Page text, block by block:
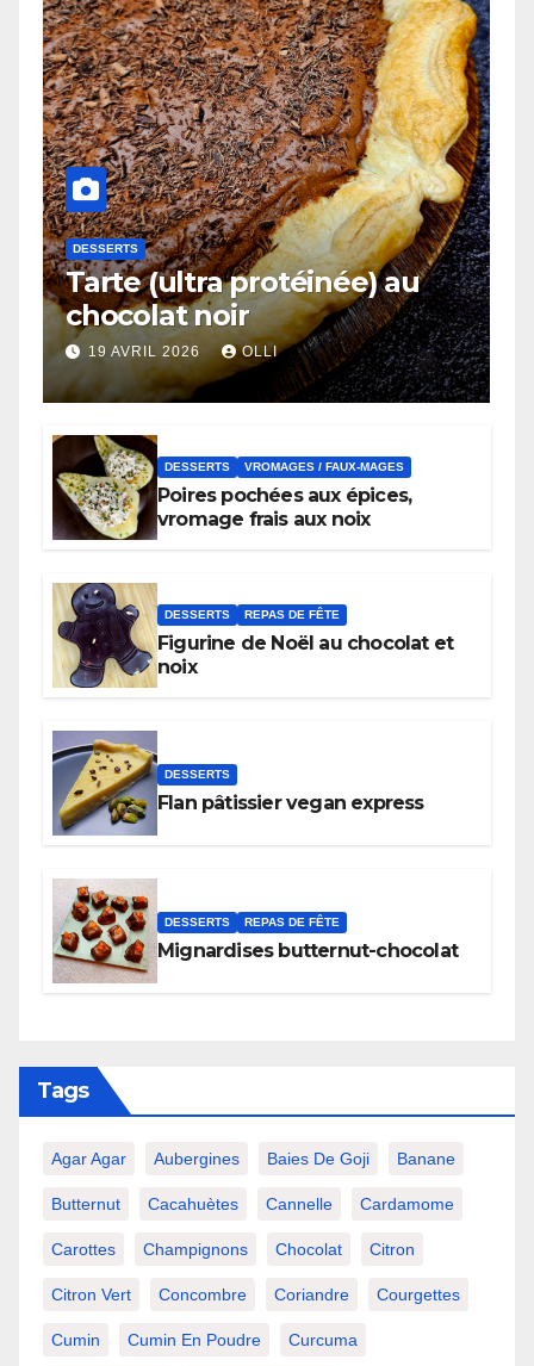
DESSERTS
Tarte (ultra protéinée) au
chocolat noir
19 AVRIL 2026 OLLI
DESSERTS VROMAGES / FAUX-MAGES
Poires pochées aux épices,
vromage frais aux noix
DESSERTS REPAS DE FÊTE
Figurine de Noël au chocolat et
noix
DESSERTS
Flan pâtissier vegan express
DESSERTS REPAS DE FÊTE
Mignardises butternut-chocolat
Tags
Agar Agar Aubergines Baies De Goji Banane
Butternut Cacahuètes Cannelle Cardamome
Carottes Champignons Chocolat Citron
Citron Vert Concombre Coriandre Courgettes
Cumin Cumin En Poudre Curcuma